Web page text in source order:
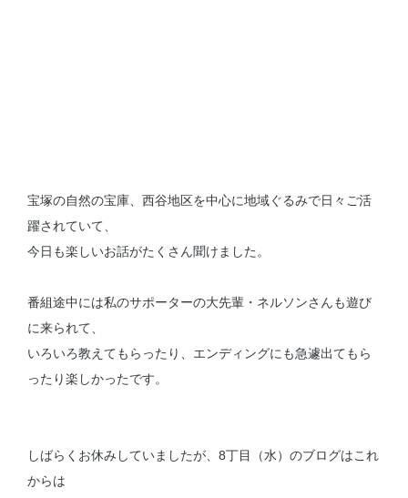
宝塚の自然の宝庫、西谷地区を中心に地域ぐるみで日々ご活
躍されていて、
今日も楽しいお話がたくさん聞けました。
番組途中には私のサポーターの大先輩・ネルソンさんも遊び
に来られて、
いろいろ教えてもらったり、エンディングにも急遽出てもら
ったり楽しかったです。
しばらくお休みしていましたが、8丁目（水）のブログはこれ
からは